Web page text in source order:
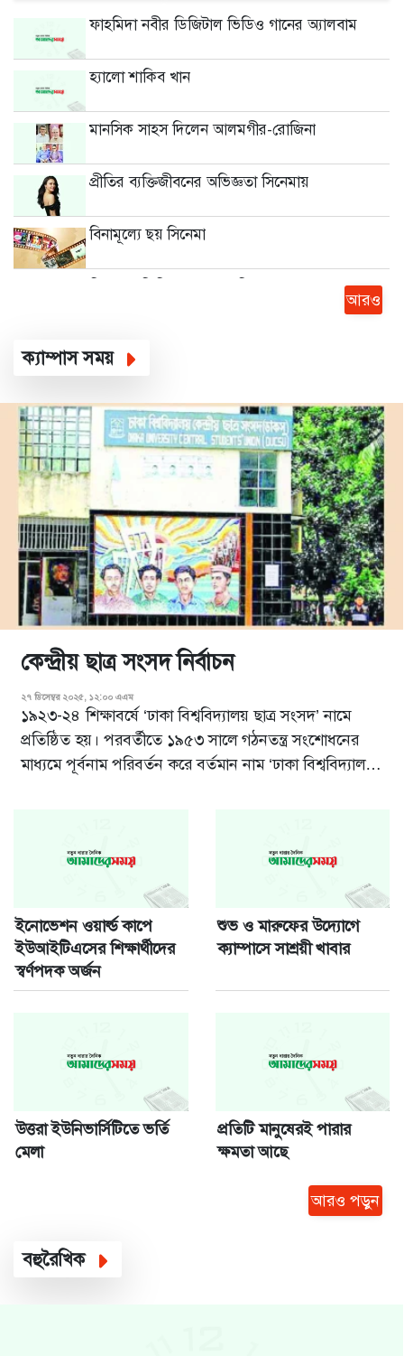
ফাহমিদা নবীর ডিজিটাল ভিডিও গানের অ্যালবাম
হ্যালো শাকিব খান
মানসিক সাহস দিলেন আলমগীর-রোজিনা
প্রীতির ব্যক্তিজীবনের অভিজ্ঞতা সিনেমায়
বিনামূল্যে ছয় সিনেমা
চাঁপাইনবাবগঞ্জে ট্রেনের ধাক্কায় নিহত ১
সার্কভুক্ত দেশের শিক্ষার্থীদের জন্য স্কলারশিপ চালুর
ঘোষণা
আরও
ক্যাম্পাস সময়
কেন্দ্রীয় ছাত্র সংসদ নির্বাচন
২৭ ডিসেম্বর ২০২৫, ১২:০০ এএম
১৯২৩-২৪ শিক্ষাবর্ষে ‘ঢাকা বিশ্ববিদ্যালয় ছাত্র সংসদ’ নামে
প্রতিষ্ঠিত হয়। পরবর্তীতে ১৯৫৩ সালে গঠনতন্ত্র সংশোধনের
মাধ্যমে পূর্বনাম পরিবর্তন করে বর্তমান নাম ‘ঢাকা বিশ্ববিদ্যালয়
ইনোভেশন ওয়ার্ল্ড কাপে
ইউআইটিএসের শিক্ষার্থীদের
স্বর্ণপদক অর্জন
শুভ ও মারুফের উদ্যোগে
ক্যাম্পাসে সাশ্রয়ী খাবার
উত্তরা ইউনিভার্সিটিতে ভর্তি
মেলা
প্রতিটি মানুষেরই পারার
ক্ষমতা আছে
আরও পড়ুন
বহুরৈখিক